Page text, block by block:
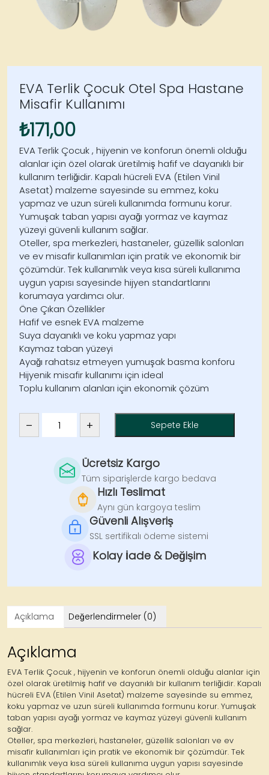
EVA Terlik Çocuk Otel Spa Hastane
Misafir Kullanımı
₺171,00
EVA Terlik Çocuk , hijyenin ve konforun önemli olduğu
alanlar için özel olarak üretilmiş hafif ve dayanıklı bir
kullanım terliğidir. Kapalı hücreli EVA (Etilen Vinil
Asetat) malzeme sayesinde su emmez, koku
yapmaz ve uzun süreli kullanımda formunu korur.
Yumuşak taban yapısı ayağı yormaz ve kaymaz
yüzeyi güvenli kullanım sağlar.
Oteller, spa merkezleri, hastaneler, güzellik salonları
ve ev misafir kullanımları için pratik ve ekonomik bir
çözümdür. Tek kullanımlık veya kısa süreli kullanıma
uygun yapısı sayesinde hijyen standartlarını
korumaya yardımcı olur.
Öne Çıkan Özellikler
Hafif ve esnek EVA malzeme
Suya dayanıklı ve koku yapmaz yapı
Kaymaz taban yüzeyi
Ayağı rahatsız etmeyen yumuşak basma konforu
Hijyenik misafir kullanımı için ideal
Toplu kullanım alanları için ekonomik çözüm
EVA
– + Sepete Ekle
Ücretsiz Kargo
Tüm siparişlerde kargo bedava
Hızlı Teslimat
Aynı gün kargoya teslim
Güvenli Alışveriş
SSL sertifikalı ödeme sistemi
Kolay İade & Değişim
Açıklama Değerlendirmeler (0)
Açıklama
EVA Terlik Çocuk , hijyenin ve konforun önemli olduğu alanlar için
özel olarak üretilmiş hafif ve dayanıklı bir kullanım terliğidir. Kapalı
hücreli EVA (Etilen Vinil Asetat) malzeme sayesinde su emmez,
koku yapmaz ve uzun süreli kullanımda formunu korur. Yumuşak
taban yapısı ayağı yormaz ve kaymaz yüzeyi güvenli kullanım
sağlar.
Oteller, spa merkezleri, hastaneler, güzellik salonları ve ev
misafir kullanımları için pratik ve ekonomik bir çözümdür. Tek
kullanımlık veya kısa süreli kullanıma uygun yapısı sayesinde